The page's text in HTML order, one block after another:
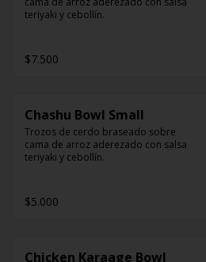
teriyaki y cebollín.
$7.500
Chashu Bowl Small
Trozos de cerdo braseado sobre
cama de arroz aderezado con salsa
teriyaki y cebollín.
$5.000
Chicken Karaage Bowl